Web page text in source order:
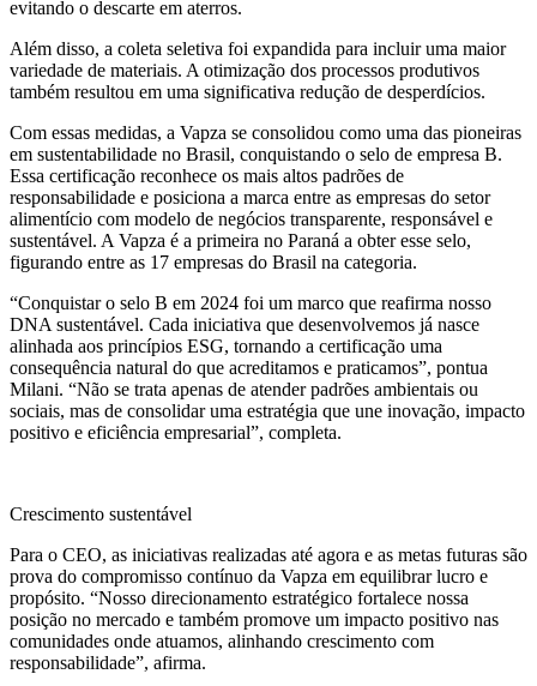
evitando o descarte em aterros.
Além disso, a coleta seletiva foi expandida para incluir uma maior
variedade de materiais. A otimização dos processos produtivos
também resultou em uma significativa redução de desperdícios.
Com essas medidas, a Vapza se consolidou como uma das pioneiras
em sustentabilidade no Brasil, conquistando o selo de empresa B.
Essa certificação reconhece os mais altos padrões de
responsabilidade e posiciona a marca entre as empresas do setor
alimentício com modelo de negócios transparente, responsável e
sustentável. A Vapza é a primeira no Paraná a obter esse selo,
figurando entre as 17 empresas do Brasil na categoria.
“Conquistar o selo B em 2024 foi um marco que reafirma nosso
DNA sustentável. Cada iniciativa que desenvolvemos já nasce
alinhada aos princípios ESG, tornando a certificação uma
consequência natural do que acreditamos e praticamos”, pontua
Milani. “Não se trata apenas de atender padrões ambientais ou
sociais, mas de consolidar uma estratégia que une inovação, impacto
positivo e eficiência empresarial”, completa.
Crescimento sustentável
Para o CEO, as iniciativas realizadas até agora e as metas futuras são
prova do compromisso contínuo da Vapza em equilibrar lucro e
propósito. “Nosso direcionamento estratégico fortalece nossa
posição no mercado e também promove um impacto positivo nas
comunidades onde atuamos, alinhando crescimento com
responsabilidade”, afirma.